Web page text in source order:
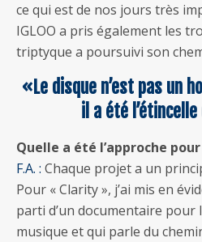
ce qui est de nos jours très
IGLOO a pris également les
triptyque a poursuivi son
«Le disque n’est pas un
il a été
Quelle a été l’approche
F.A. : Chaque projet a un
Pour « Clarity », j’ai mis en
parti d’un documentaire pour
musique et qui parle du